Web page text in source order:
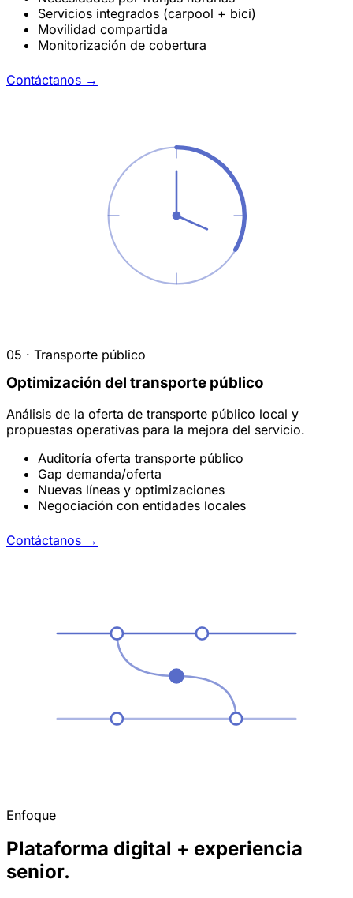
Servicios integrados (carpool + bici)
Movilidad compartida
Monitorización de cobertura
Contáctanos →
05 · Transporte público
Optimización del transporte público
Análisis de la oferta de transporte público local y
propuestas operativas para la mejora del servicio.
Auditoría oferta transporte público
Gap demanda/oferta
Nuevas líneas y optimizaciones
Negociación con entidades locales
Contáctanos →
Enfoque
Plataforma digital + experiencia
senior.